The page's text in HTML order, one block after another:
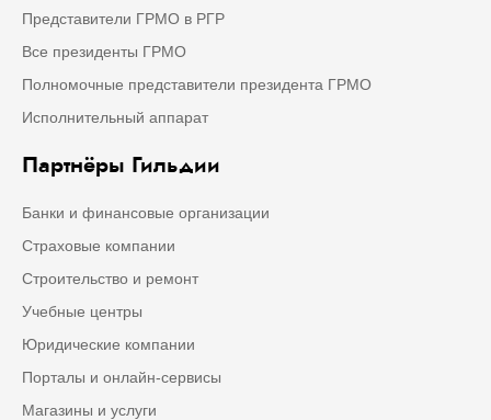
Представители ГРМО в РГР
Все президенты ГРМО
Полномочные представители президента ГРМО
Исполнительный аппарат
Партнёры Гильдии
Банки и финансовые организации
Страховые компании
Строительство и ремонт
Учебные центры
Юридические компании
Порталы и онлайн-сервисы
Магазины и услуги